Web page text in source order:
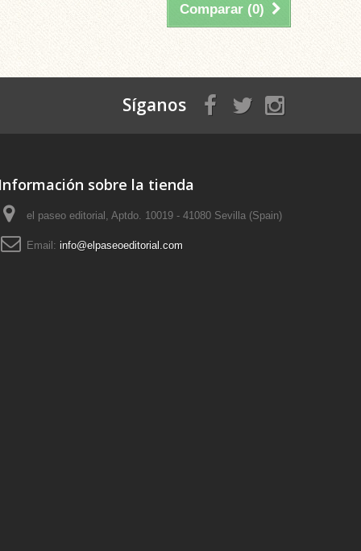
Comparar (0)
Síganos
sobre la tienda
el paseo editorial, Aptdo. 10019 - 41080 Sevilla (Spain)
Email: info@elpaseoeditorial.com